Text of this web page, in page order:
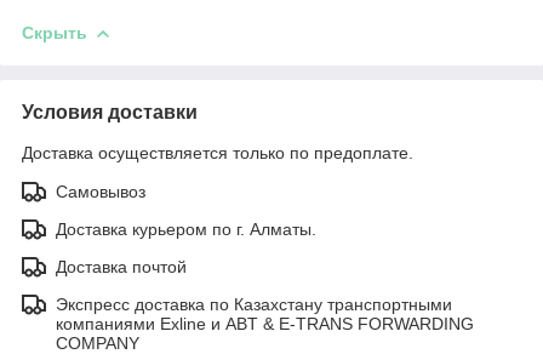
Скрыть
Условия доставки
Доставка осуществляется только по предоплате.
Самовывоз
Доставка курьером по г. Алматы.
Доставка почтой
Экспресс доставка по Казахстану транспортными
компаниями Exline и ABT & E-TRANS FORWARDING
COMPANY